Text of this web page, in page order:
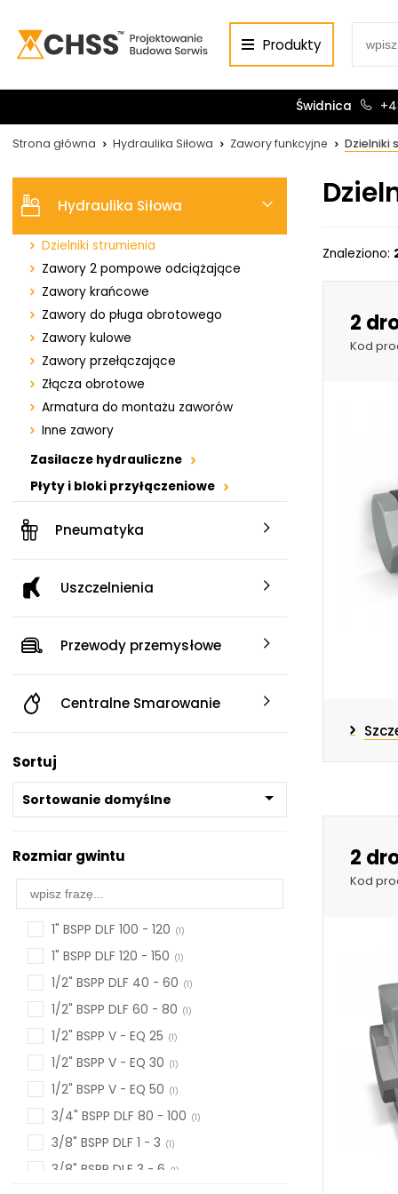
Centrum Hydrauliki Siłowej Świdnica
58-100 Świdnica, ul. Bystrzycka 17, POLSKA
CHSS.PL DAWID WOŹNY
NIP: PL 884 272 02 42
Siłowniki:
+48 690 884 272
silowniki@chss.pl
Centrum Hydrauliki Siłowej Jawor
59-400 Jawor, ul. Kuziennicza 5, POLSKA
Świdnica
Produkty
Strona główna Hydraulika Siłowa Zawory funkcyjne Dzielniki
Hydraulika Siłowa
Podwójne zawory sterowane
Pojedyncze zawory sterowane
Zawory przelewowe krzyżowe
Zawory sekwencyjne
Zawory redukujące ciśnienie
Zawory zwrotne i zabezpieczające
Dzielniki strumienia
Zawory 2 pompowe odciążające
Zawory krańcowe
Zawory do pługa obrotowego
Zawory kulowe
Zawory przełączające
Złącza obrotowe
Armatura do montażu zaworów
Inne zawory
Zasilacze hydrauliczne
Płyty i bloki przyłączeniowe
Przekaźniki ciśnienia
Szybkozłącza
Rury hydrauliczne i mocowania
Technika pomiarowa
Chłodnice
Przewody hydrauliczne
Pneumatyka
Uszczelnienia
Przewody przemysłowe
Centralne Smarowanie
Sortuj
Sortowanie domyślne
Rozmiar gwintu
1" BSPP DLF 100 - 120
1" BSPP DLF 120 - 150
1/2" BSPP DLF 40 - 60
1/2" BSPP DLF 60 - 80
1/2" BSPP V - EQ 25
1/2" BSPP V - EQ 30
1/2" BSPP V - EQ 50
3/4" BSPP DLF 80 - 100
3/8" BSPP DLF 1 - 3
3/8" BSPP DLF 3 - 6
Znaleziono:
2
Kod
2
Kod